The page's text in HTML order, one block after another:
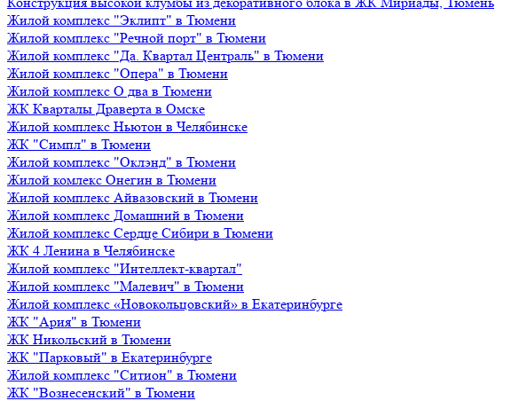
Жилой комплекс "Эклипт" в Тюмени
Жилой комплекс "Речной порт" в Тюмени
Жилой комплекс "Да. Квартал Централь" в Тюмени
Жилой комплекс "Опера" в Тюмени
Жилой комплекс О два в Тюмени
ЖК Кварталы Драверта в Омске
Жилой комплекс Ньютон в Челябинске
ЖК "Симпл" в Тюмени
Жилой комплекс "Оклэнд" в Тюмени
Жилой комлекс Онегин в Тюмени
Жилой комплекс Айвазовский в Тюмени
Жилой комплекс Домашний в Тюмени
Жилой комплекс Сердце Сибири в Тюмени
ЖК 4 Ленина в Челябинске
Жилой комплекс "Интеллект-квартал"
Жилой комплекс "Малевич" в Тюмени
Жилой комплекс «Новокольцовский» в Екатеринбурге
ЖК "Ария" в Тюмени
ЖК Никольский в Тюмени
ЖК "Парковый" в Екатеринбурге
Жилой комплекс "Ситион" в Тюмени
ЖК "Вознесенский" в Тюмени